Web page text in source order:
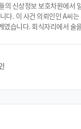
의 신상정보 보호차원에서
피해자인
였습니다. 회식자리에서 술
일로 넘어갔으나 피해자 B
의뢰인 A씨는 법무법인 한경
분히 다투어 볼 수 있다고